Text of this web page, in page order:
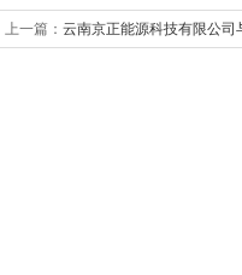
上一篇： 云南京正能源科技有限公司